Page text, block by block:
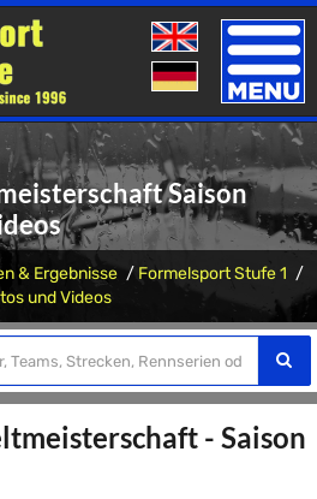
Toggle
Saison
& Ergebnisse
Formelsport Stufe 1
und Videos
- Saison